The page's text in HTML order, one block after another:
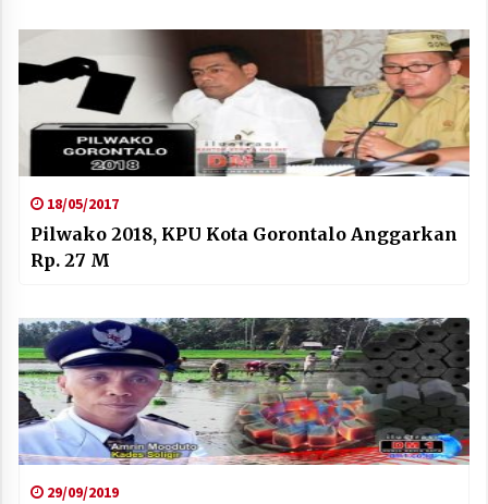
18/05/2017
Pilwako 2018, KPU Kota Gorontalo Anggarkan
Rp. 27 M
29/09/2019